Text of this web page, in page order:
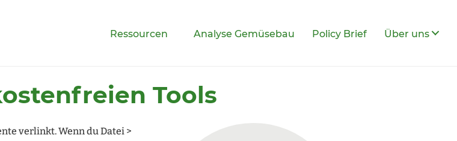
Ressourcen Analyse Gemüsebau Policy Brief Über uns
Tools
verlinkt. Wenn du Datei >